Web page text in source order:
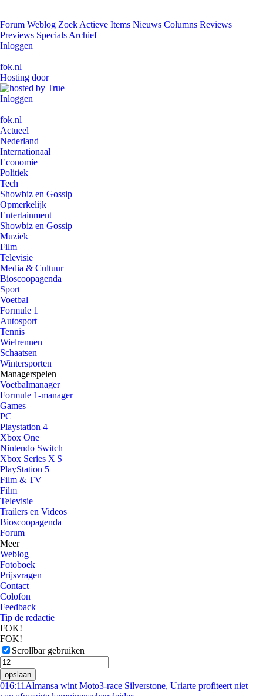
Forum Weblog Zoek Actieve Items Nieuws Columns Reviews
Previews Specials Archief
Inloggen
fok.nl
Hosting door
Inloggen
fok.nl
Actueel
Nederland
Internationaal
Economie
Politiek
Tech
Showbiz en Gossip
Opmerkelijk
Entertainment
Showbiz en Gossip
Muziek
Film
Televisie
Media & Cultuur
Bioscoopagenda
Sport
Voetbal
Formule 1
Autosport
Tennis
Wielrennen
Schaatsen
Wintersporten
Managerspelen
Voetbalmanager
Formule 1-manager
Games
PC
Playstation 4
Xbox One
Nintendo Switch
Xbox Series X|S
PlayStation 5
Film & TV
Film
Televisie
Trailers en Videos
Bioscoopagenda
Forum
Meer
Weblog
Fotoboek
Prijsvragen
Contact
Colofon
Feedback
Tip de redactie
FOK!
FOK!
Scrollbar gebruiken
opslaan
016:11 Almansa wint Moto3-race Silverstone, Uriarte profiteert niet